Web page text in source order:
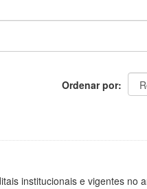
Ordenar por
institucionais e vigentes no